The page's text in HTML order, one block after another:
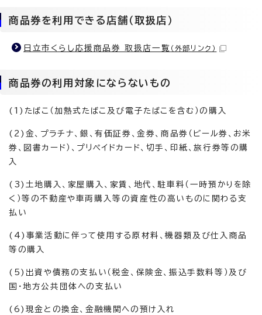
商品券を利用できる店舗（取扱店）
日立市くらし応援商品券 取扱店一覧 （外部リンク）
商品券の利用対象にならないもの
(1)たばこ（加熱式たばこ及び電子たばこを含む）の購入
(2)金、プラチナ、銀、有価証券、金券、商品券（ビール券、お米
券、図書カード）、プリペイドカード、切手、印紙、旅行券等の購
入
(3)土地購入、家屋購入、家賃、地代、駐車料（一時預かりを除
く）等の不動産や車両購入等の資産性の高いものに関わる支
払い
(4)事業活動に伴って使用する原材料、機器類及び仕入商品
等の購入
(5)出資や債務の支払い（税金、保険金、振込手数料等）及び
国・地方公共団体への支払い
(6)現金との換金、金融機関への預け入れ